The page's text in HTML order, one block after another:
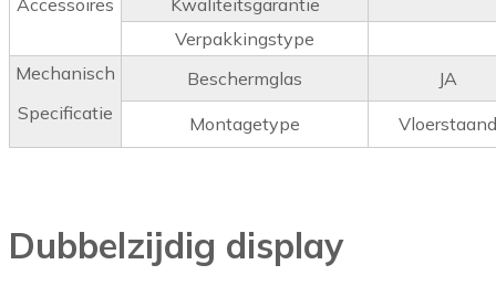
Accessoires
Kwaliteitsgarantie
Verpakkingstype
Mechanisch
Specificatie
Beschermglas JA
Montagetype Vloerstaand
Dubbelzijdig display